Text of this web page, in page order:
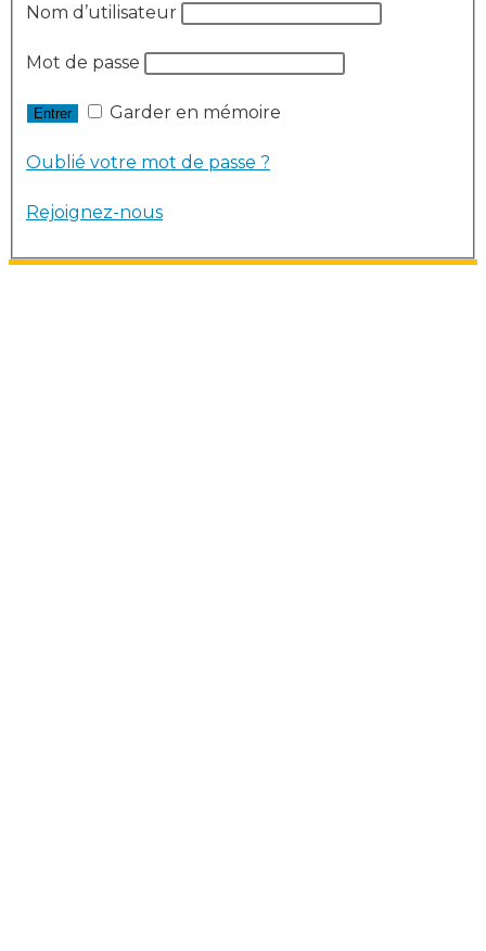
Nom d’utilisateur
Mot de passe
Garder en mémoire
Oublié votre mot de passe ?
Rejoignez-nous